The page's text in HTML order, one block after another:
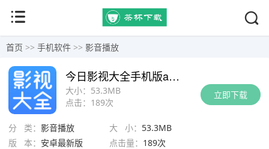
首页 >> 手机软件 >> 影音播放
立即下载
大小： 53.3MB
点击： 189次
今日影视大全手机版app下载
分 类： 影音播放 大 小： 53.3MB
版 本： 安卓最新版 点击量： 189次